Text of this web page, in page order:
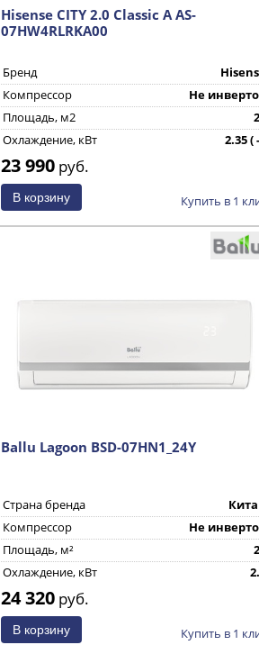
Hisense CITY 2.0 Classic A AS-
07HW4RLRKA00
Бренд
Компрессор
Не
Площадь, м2
Охлаждение, кВт
2.35 (
Страна производства
23 990 руб.
Купить в 1
Ballu Lagoon BSD-07HN1_24Y
Страна бренда
Компрессор
Не
Площадь, м²
Охлаждение, кВт
24 320 руб.
Купить в 1